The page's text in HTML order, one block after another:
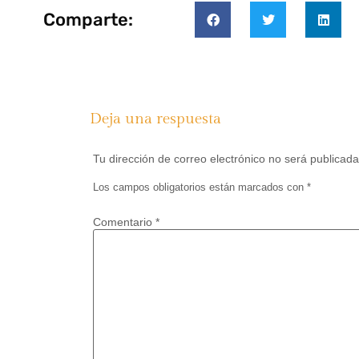
Comparte:
Deja una respuesta
Tu dirección de correo electrónico no será
Los campos obligatorios están marcados con *
Comentario *